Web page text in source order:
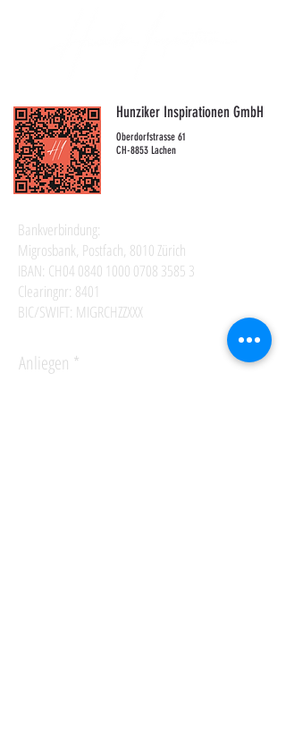
Hunziker Inspirationen GmbH
Oberdorfstrasse 61
CH-8853 Lachen
Bankverbindung:
Migrosbank, Postfach, 8010 Zürich
IBAN: CH04 0840 1000 0708 3585 3
Clearingnr: 8401
BIC/SWIFT: MIGRCHZZXXX
Anliegen